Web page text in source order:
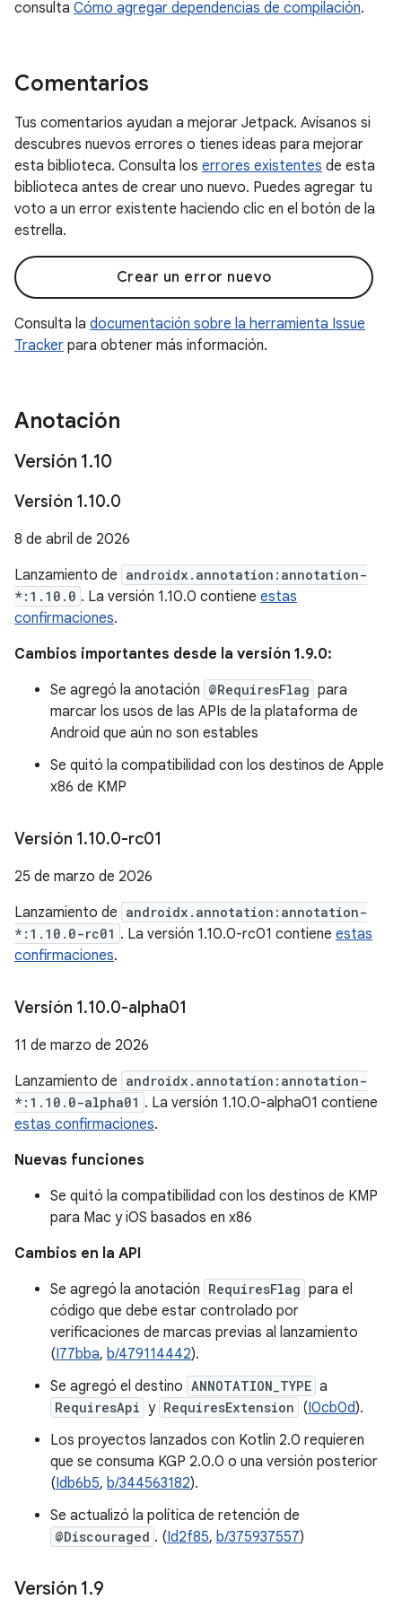
consulta Cómo agregar dependencias de compilación.
Comentarios
Tus comentarios ayudan a mejorar Jetpack. Avísanos si
descubres nuevos errores o tienes ideas para mejorar
esta biblioteca. Consulta los errores existentes de esta
biblioteca antes de crear uno nuevo. Puedes agregar tu
voto a un error existente haciendo clic en el botón de la
estrella.
Crear un error nuevo
Consulta la documentación sobre la herramienta Issue
Tracker para obtener más información.
Anotación
Versión 1.10
Versión 1.10.0
8 de abril de 2026
Lanzamiento de androidx.annotation:annotation-
*:1.10.0 . La versión 1.10.0 contiene estas
confirmaciones.
Cambios importantes desde la versión 1.9.0:
Se agregó la anotación @RequiresFlag para
marcar los usos de las APIs de la plataforma de
Android que aún no son estables
Se quitó la compatibilidad con los destinos de Apple
x86 de KMP
Versión 1.10.0-rc01
25 de marzo de 2026
Lanzamiento de androidx.annotation:annotation-
*:1.10.0-rc01 . La versión 1.10.0-rc01 contiene estas
confirmaciones.
Versión 1.10.0-alpha01
11 de marzo de 2026
Lanzamiento de androidx.annotation:annotation-
*:1.10.0-alpha01 . La versión 1.10.0-alpha01 contiene
estas confirmaciones.
Nuevas funciones
Se quitó la compatibilidad con los destinos de KMP
para Mac y iOS basados en x86
Cambios en la API
Se agregó la anotación RequiresFlag para el
código que debe estar controlado por
verificaciones de marcas previas al lanzamiento
(I77bba, b/479114442).
Se agregó el destino ANNOTATION_TYPE a
RequiresApi y RequiresExtension (I0cb0d).
Los proyectos lanzados con Kotlin 2.0 requieren
que se consuma KGP 2.0.0 o una versión posterior
(Idb6b5, b/344563182).
Se actualizó la política de retención de
@Discouraged . (Id2f85, b/375937557)
Versión 1.9